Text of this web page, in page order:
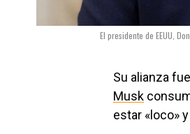
El presidente de EEUU,
Su alianza
Musk
estar «loco»